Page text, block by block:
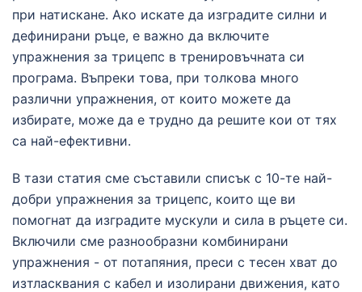
при натискане. Ако искате да изградите силни и
дефинирани ръце, е важно да включите
упражнения за трицепс в тренировъчната си
програма. Въпреки това, при толкова много
различни упражнения, от които можете да
избирате, може да е трудно да решите кои от тях
са най-ефективни.
В тази статия сме съставили списък с 10-те най-
добри упражнения за трицепс, които ще ви
помогнат да изградите мускули и сила в ръцете си.
Включили сме разнообразни комбинирани
упражнения - от потапяния, преси с тесен хват до
изтласквания с кабел и изолирани движения, като